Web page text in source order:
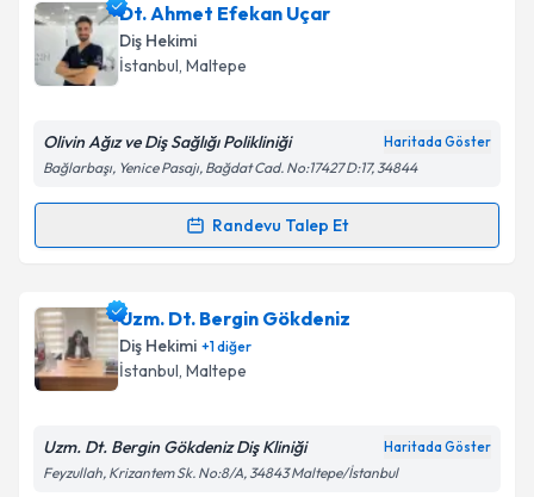
Dt. Ahmet Efekan Uçar
Diş Hekimi
İstanbul, Maltepe
Olivin Ağız ve Diş Sağlığı Polikliniği Haritada Göster
Bağlarbaşı, Yenice Pasajı, Bağdat Cad. No:17427 D:17, 34844
Randevu Talep Et
Randevu Takvimi Talebi
Dt. Ahmet Efekan Uçariçin randevu takvimi talebi
oluşturun. Size bu uzmandan randevu almanız için bir
takvim hazırlandığında e-posta ile bilgilendireceğiz.
Uzm. Dt. Bergin Gökdeniz
Diş Hekimi +1diğer
İstanbul, Maltepe
Uzm. Dt. Bergin Gökdeniz Diş Kliniği Haritada Göster
Feyzullah, Krizantem Sk. No:8/A, 34843 Maltepe/İstanbul